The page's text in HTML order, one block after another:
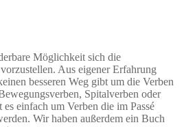
Möglichkeit sich die
Aus eigener Erfahrung
besseren Weg gibt um die Verben
Spitalverben oder
einfach um Verben die im Passé
Wir haben außerdem ein Buch